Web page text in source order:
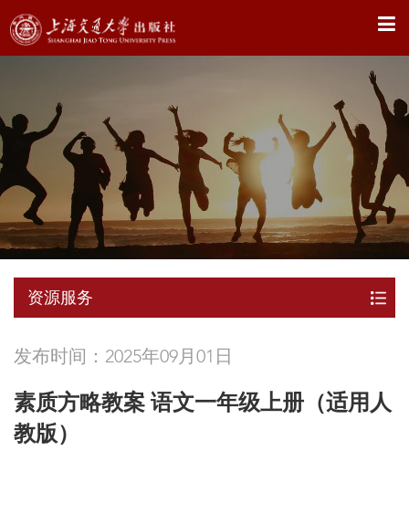
X
资源服务
发布时间：2025年09月01日
素质方略教案 语文一年级上册（适用人
教版）